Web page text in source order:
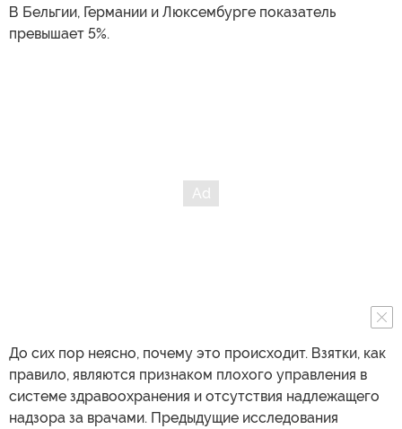
В Бельгии, Германии и Люксембурге показатель
превышает 5%.
До сих пор неясно, почему это происходит. Взятки, как
правило, являются признаком плохого управления в
системе здравоохранения и отсутствия надлежащего
надзора за врачами. Предыдущие исследования